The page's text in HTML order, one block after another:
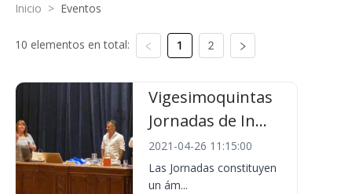
Inicio > Eventos
10 elementos en total: 1 2
Vigesimoquintas
Jornadas de In...
2021-04-26 11:15:00
Las Jornadas constituyen
un ám...